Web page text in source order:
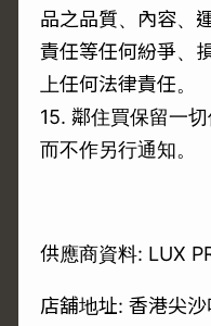
品之品質、內容、
責任等任何紛爭、
上任何法律責任。
15. 鄰住買保留一
而不作另行通知。
供應商資料: LUX
店舖地址: 香港尖